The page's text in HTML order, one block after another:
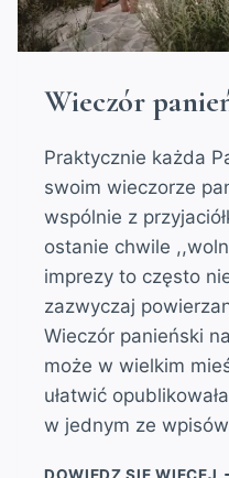
Wieczór
Praktycznie każda
swoim wieczorze
wspólnie z
ostanie chwile
imprezy to często
zazwyczaj
Wieczór panieński
może w wielkim
ułatwić
w jednym ze